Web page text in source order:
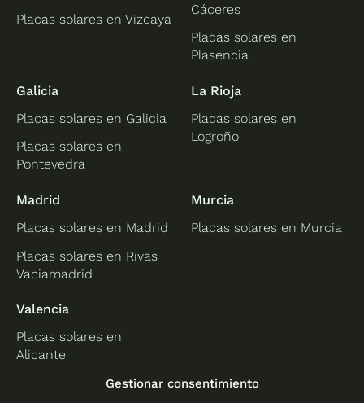
Gestionar consentimiento
Placas solares en Vizcaya
Cáceres
Placas solares en
Plasencia
Galicia
Placas solares en Galicia
Placas solares en
Pontevedra
La Rioja
Placas solares en
Logroño
Madrid
Placas solares en Madrid
Placas solares en Rivas
Vaciamadrid
Murcia
Placas solares en Murcia
Valencia
Placas solares en
Alicante
Placas solares en